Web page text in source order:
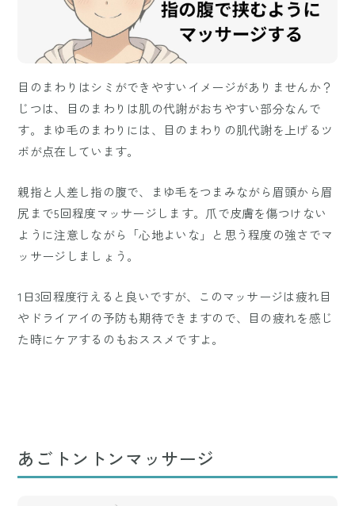
目のまわりはシミができやすいイメージがありませんか？
じつは、目のまわりは肌の代謝がおちやすい部分なんで
す。まゆ毛のまわりには、目のまわりの肌代謝を上げるツ
ボが点在しています。
親指と人差し指の腹で、まゆ毛をつまみながら眉頭から眉
尻まで5回程度マッサージします。爪で皮膚を傷つけない
ように注意しながら「心地よいな」と思う程度の強さでマ
ッサージしましょう。
1日3回程度行えると良いですが、このマッサージは疲れ目
やドライアイの予防も期待できますので、目の疲れを感じ
た時にケアするのもおススメですよ。
あごトントンマッサージ